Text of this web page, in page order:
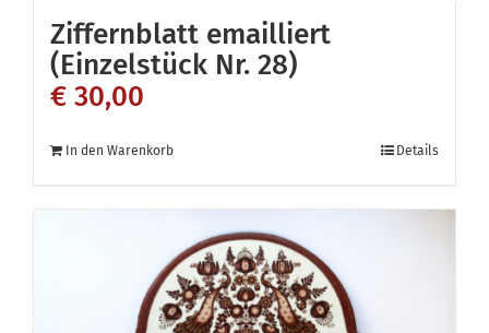
Ziffernblatt emailliert
(Einzelstück Nr. 28)
€ 30,00
In den Warenkorb Details